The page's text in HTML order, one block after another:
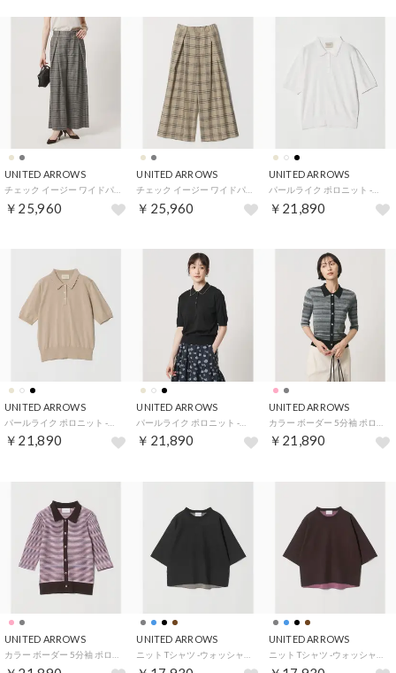
UNITED ARROWS
￥25,960
UNITED ARROWS
￥25,960
UNITED ARROWS
パールライク ポロニット ‐ウォッシャブル‐ （OFF WHITE）
￥21,890
UNITED ARROWS
￥21,890
UNITED ARROWS
￥21,890
UNITED ARROWS
￥21,890
UNITED ARROWS UNITED ARROWS UNITED ARROWS